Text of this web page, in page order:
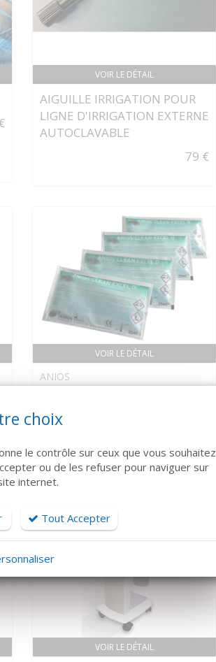
VOIR LE DÉTAIL
AIGUILLE IRRIGATION POUR
LIGNE D'IRRIGATION EXTERNE
AUTOCLAVABLE
79 €
VOIR LE DÉTAIL
ANIOS
25 ml x 50
55 €
VOIR LE DÉTAIL
choix
le contrôle sur ceux que vous souhaitez
ou de les refuser pour naviguer sur
internet.
Tout Accepter